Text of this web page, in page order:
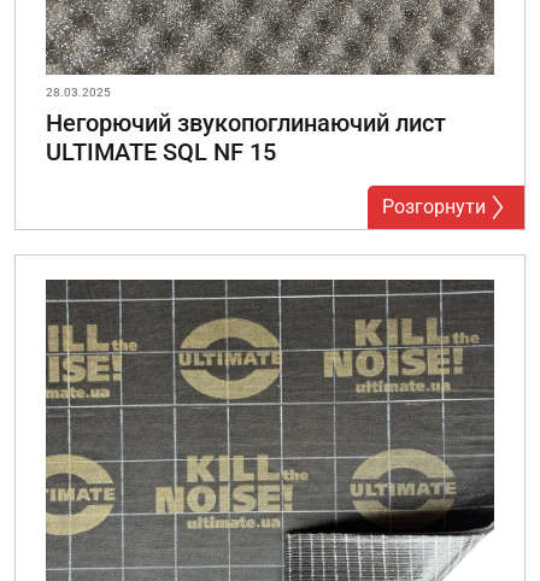
28.03.2025
Негорючий звукопоглинаючий лист
ULTIMATE SQL NF 15
Розгорнути